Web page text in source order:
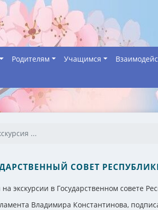
Родителям Учащимся
...
СОВЕТ
экскурсии в Государственном совете
Владимира Константинова,